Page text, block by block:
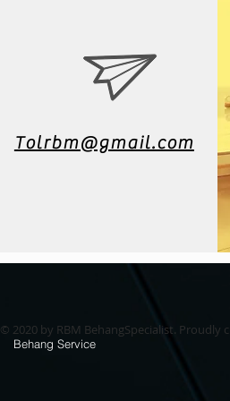
Tolrbm@gmail.com
© 2020 by RBM BehangSpecialist. Proudly
Behang Service